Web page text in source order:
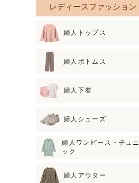
レディースファッション
婦人トップス
婦人ボトムス
婦人下着
婦人シューズ
婦人ワンピース・チュニ
ック
婦人アウター